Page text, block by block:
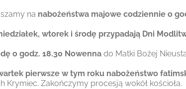
na nabożeństwa majowe codziennie o
wtorek i środę przypadają Dni
o godz. 18.30 Nowennado Matki Bożej
pierwsze w tym roku nabożeństwo
Krymiec. Zakończymy procesją wokół kościoła.